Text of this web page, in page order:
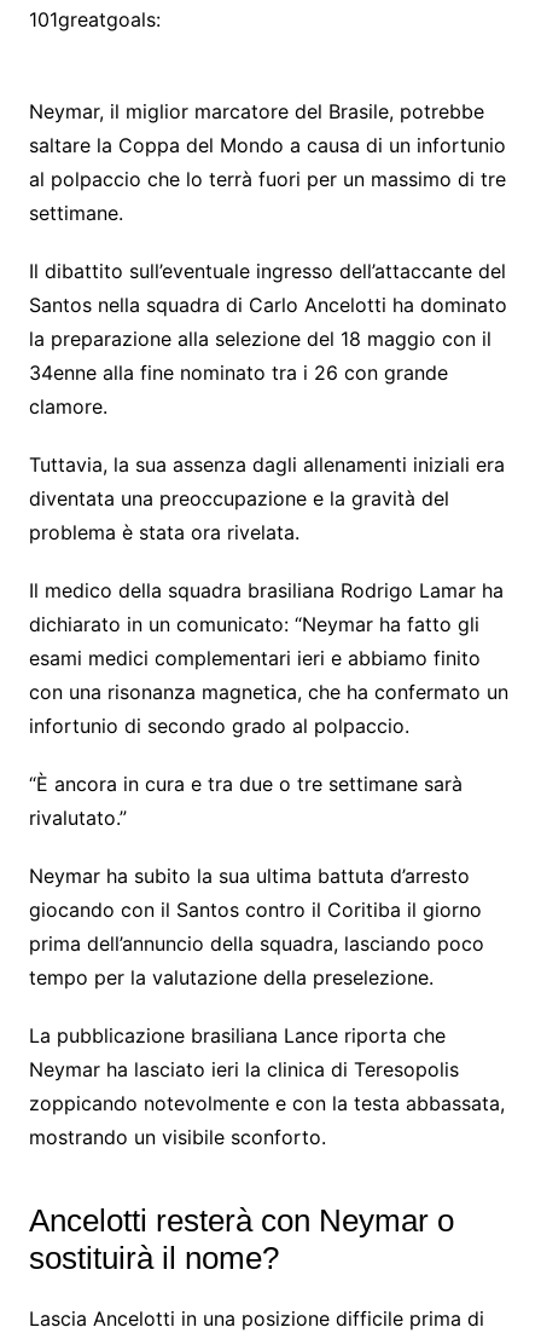
101greatgoals:
Neymar, il miglior marcatore del Brasile, potrebbe
saltare la Coppa del Mondo a causa di un infortunio
al polpaccio che lo terrà fuori per un massimo di tre
settimane.
Il dibattito sull’eventuale ingresso dell’attaccante del
Santos nella squadra di Carlo Ancelotti ha dominato
la preparazione alla selezione del 18 maggio con il
34enne alla fine nominato tra i 26 con grande
clamore.
Tuttavia, la sua assenza dagli allenamenti iniziali era
diventata una preoccupazione e la gravità del
problema è stata ora rivelata.
Il medico della squadra brasiliana Rodrigo Lamar ha
dichiarato in un comunicato: “Neymar ha fatto gli
esami medici complementari ieri e abbiamo finito
con una risonanza magnetica, che ha confermato un
infortunio di secondo grado al polpaccio.
“È ancora in cura e tra due o tre settimane sarà
rivalutato.”
Neymar ha subito la sua ultima battuta d’arresto
giocando con il Santos contro il Coritiba il giorno
prima dell’annuncio della squadra, lasciando poco
tempo per la valutazione della preselezione.
La pubblicazione brasiliana Lance riporta che
Neymar ha lasciato ieri la clinica di Teresopolis
zoppicando notevolmente e con la testa abbassata,
mostrando un visibile sconforto.
Ancelotti resterà con Neymar o
sostituirà il nome?
Lascia Ancelotti in una posizione difficile prima di